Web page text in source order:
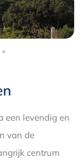
een levendig en
van de
centrum